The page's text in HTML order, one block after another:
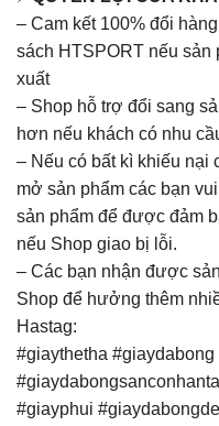
– Cam kết 100% đổi
sách HTSPORT nếu sản
xuất
– Shop hỗ trợ đổi sang
hơn nếu khách có nhu
– Nếu có bất kì khiếu nại
mở sản phẩm các bạn
sản phẩm để được đảm
nếu Shop giao bị lỗi.
– Các bạn nhận được
Shop để hưởng thêm
Hastag:
#giaythetha
#giayphui